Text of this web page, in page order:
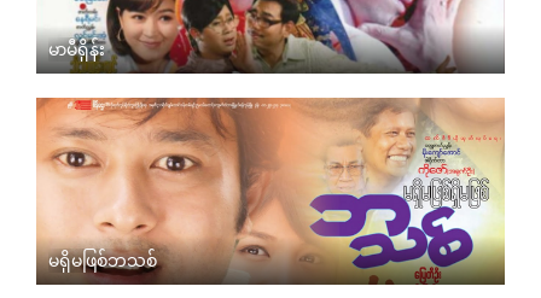
မာမီရှိန်း
မရှိမဖြစ်ဘသစ်